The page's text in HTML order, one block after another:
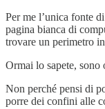
Per me l’unica fonte
pagina bianca di
trovare un perimetro
Ormai lo sapete, sono
Non perché pensi di
porre dei confini alle